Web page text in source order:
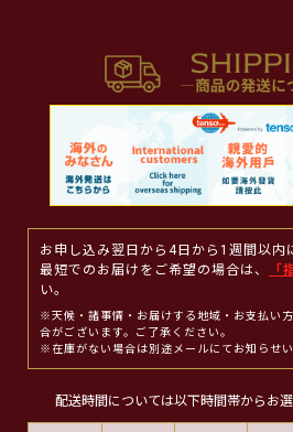
お申し込み翌日から4日から1週間以内
最短でのお届けをご希望の場合は、
「
い。
※天候・諸事情・お届けする地域・お支払い
合がございます。ご了承ください。
※在庫がない場合は別途メールにてお知らせい
配送時間については以下時間帯からお選